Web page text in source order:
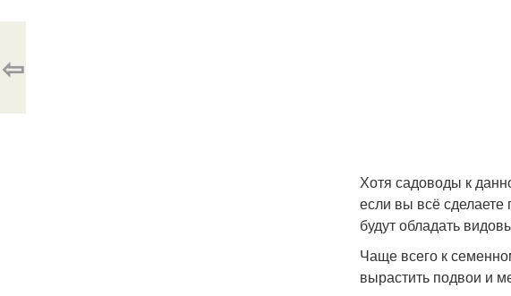
Хотя садоводы к
если вы всё
будут обладать
Чаще всего к
вырастить подвои и
⇦